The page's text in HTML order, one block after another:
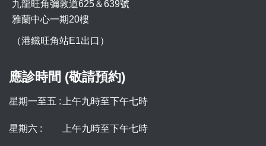
九龍旺角彌敦道625＆639號
雅蘭中心一期20樓
（港鐵旺角站E1出口）
應診時間 (敬請預約)
星期一至五 : 上午九時至下午七時
星期六 : 上午九時至下午七時